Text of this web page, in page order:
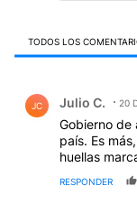
TODOS LOS
JC Julio C. 20
Gobierno de
país. Es
huellas
RESPONDER